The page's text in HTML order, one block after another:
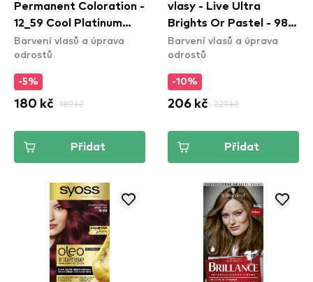
Permanent Coloration -
12_59 Cool Platinum
Blond
Barvení vlasů a úprava
odrostů
-5%
180 kč 189 kč
Přidat
vlasy - Live Ultra
Brights Or Pastel - 98
Steel Silver
Barvení vlasů a úprava
odrostů
-10%
206 kč 229 kč
Přidat